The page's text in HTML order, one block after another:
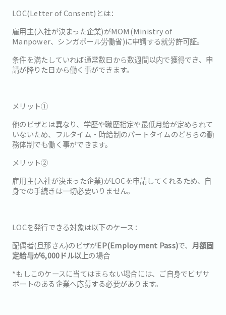
LOC(Letter of Consent)とは：
雇用主(入社が決まった企業)がMOM(Ministry of
Manpower、シンガポール労働省)に申請する就労許可証。
条件を満たしていれば通常数日から数週間以内で獲得でき、申
請が降りた日から働く事ができます。
メリット①
他のビザとは異なり、学歴や職歴指定や最低月給が定められて
いないため、フルタイム・時給制のパートタイムのどちらの勤
務体制でも働く事ができます。
メリット②
雇用主(入社が決まった企業)がLOCを申請してくれるため、自
身での手続きは一切必要いりません。
LOCを発行できる対象は以下のケース：
配偶者(旦那さん)のビザがEP(Employment Pass)で、 月額固
定給与が6,000ドル以上の場合
*もしこのケースに当てはまらない場合には、ご自身でビザサ
ポートのある企業へ応募する必要があります。